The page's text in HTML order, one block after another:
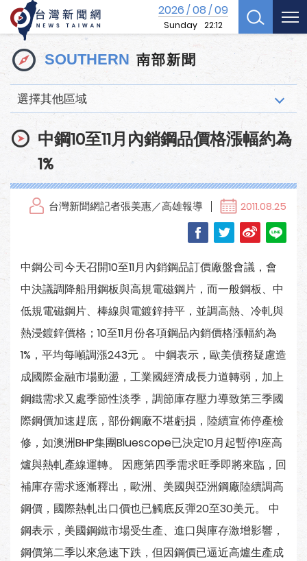
2026/08/09
Sunday 22:12
SOUTHERN 南部新聞
選擇其他區域
中鋼10至11月內銷鋼品價格漲幅約為
1%
台灣新聞網記者張美惠／高雄報導 2011.08.25
中鋼公司今天召開10至11月內銷鋼品訂價廠盤會議，會
中決議調降船用鋼板與高規電磁鋼片，而一般鋼板、中
低規電磁鋼片、棒線與電鍍鋅持平，並調高熱、冷軋與
熱浸鍍鋅價格；10至11月份各項鋼品內銷價格漲幅約為
1%，平均每噸調漲243元 。 中鋼表示，歐美債務疑慮造
成國際金融市場動盪，工業國經濟成長力道轉弱，加上
鋼鐵需求又處季節性淡季，調節庫存壓力導致第三季國
際鋼價加速趕底，部份鋼廠不堪虧損，陸續宣佈停產檢
修，如澳洲BHP集團Bluescope已決定10月起暫停1座高
爐與熱軋產線運轉。 因應第四季需求旺季即將來臨，回
補庫存需求逐漸釋出，歐洲、美國與亞洲鋼廠陸續調高
鋼價，國際熱軋出口價也已觸底反彈20至30美元。 中
鋼表示，美國鋼鐵市場受生產、進口與庫存激增影響，
鋼價第二季以來急速下跌，但因鋼價已逼近高爐生產成